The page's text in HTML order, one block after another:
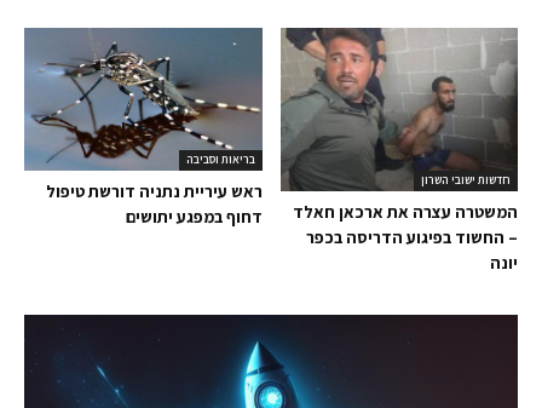
בריאות וסביבה
ראש עיריית נתניה דורשת טיפול
דחוף במפגע יתושים
חדשות ישובי השרון
המשטרה עצרה את ארכאן חאלד
– החשוד בפיגוע הדריסה בכפר
יונה